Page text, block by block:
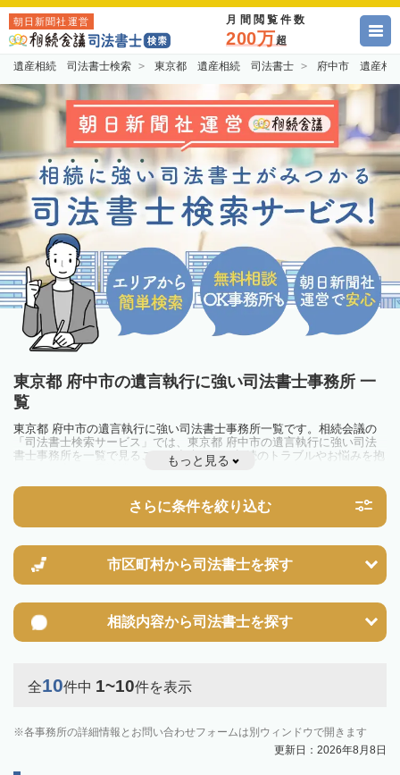
朝日新聞社運営 月間閲覧件数
200万超
遺産相続 司法書士検索 東京都 遺産相続 司法書士 府中市 遺産相
東京都 府中市の遺言執行に強い司法書士事務所 一
覧
東京都 府中市の遺言執行に強い司法書士事務所一覧です。相続会議の
「司法書士検索サービス」では、東京都 府中市の遺言執行に強い司法
書士事務所を一覧で見ることが出来ます。相続のトラブルやお悩みを抱
えている方は一度近隣の司法書士に相談してみましょう。
もっと見る
さらに条件を絞り込む
市区町村から司法書士を探す
相談内容から司法書士を探す
全10件中 1~10件を表示
各事務所の詳細情報とお問い合わせフォームは別ウィンドウで開きます
更新日：2026年8月8日